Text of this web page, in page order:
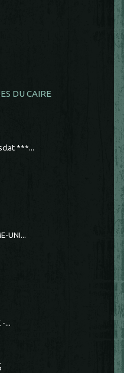
DU CAIRE
***...
UNI...
...